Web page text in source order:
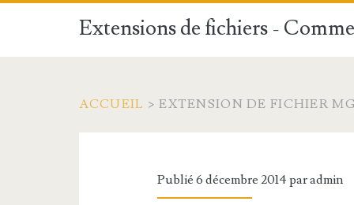
Extensions de fichiers -
ACCUEIL > EXTENSION DE FICHIER
Publié 6 décembre 2014 paradmin